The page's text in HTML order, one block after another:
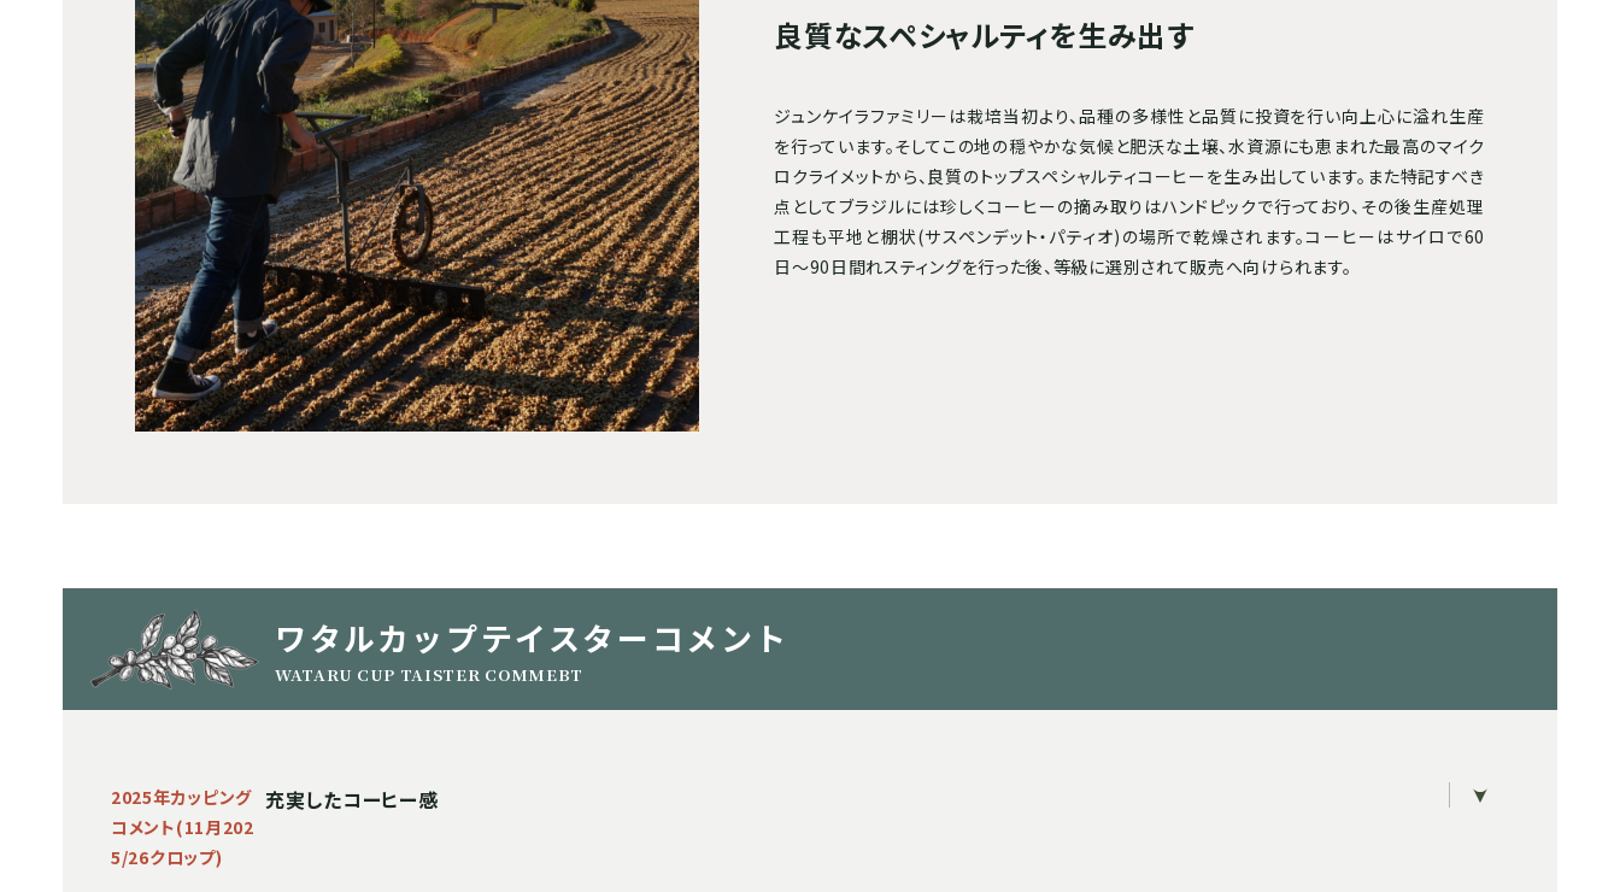
良質なスペシャルティを生み出す
ジュンケイラファミリーは栽培当初より、品種の多様性と品質に投資を行い向上心に溢れ生産
を行っています。そしてこの地の穏やかな気候と肥沃な土壌、水資源にも恵まれた最高のマイク
ロクライメットから、良質のトップスペシャルティコーヒーを生み出しています。また特記すべき
点としてブラジルには珍しくコーヒーの摘み取りはハンドピックで行っており、その後生産処理
工程も平地と棚状(サスペンデット・パティオ)の場所で乾燥されます。コーヒーはサイロで60
日〜90日間れスティングを行った後、等級に選別されて販売へ向けられます。
ワタルカップテイスター コメント
WATARU CUP TAISTER COMMEBT
2025年カッピング
コメント(11月202
5/26クロップ)
充実したコーヒー感